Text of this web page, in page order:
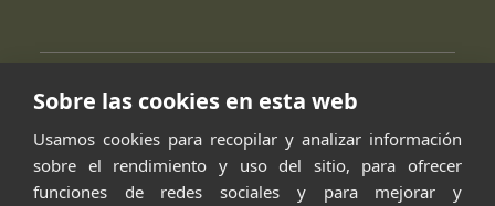
Sobre las cookies en esta web
Usamos cookies para recopilar y analizar información
sobre el rendimiento y uso del sitio, para ofrecer
funciones de redes sociales y para mejorar y